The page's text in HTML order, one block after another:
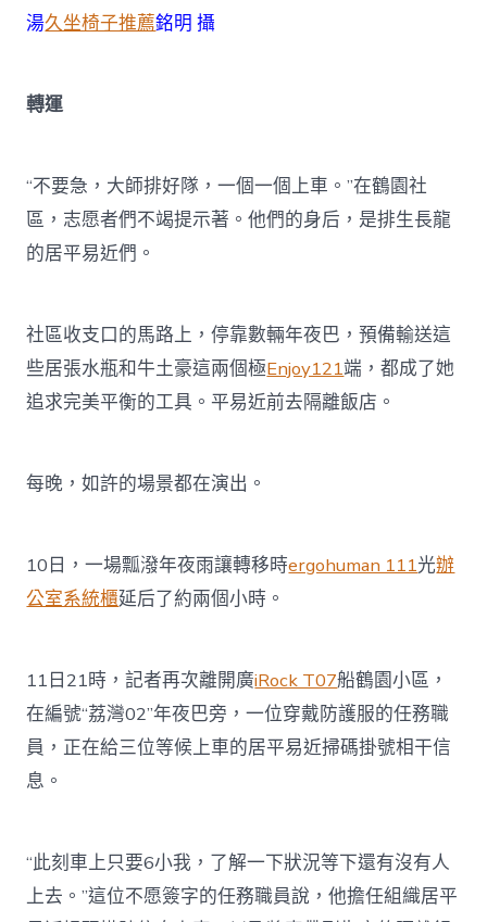
湯久坐椅子推薦銘明 攝
轉運
“不要急，大師排好隊，一個一個上車。”在鶴園社
區，志愿者們不竭提示著。他們的身后，是排生長龍
的居平易近們。
社區收支口的馬路上，停靠數輛年夜巴，預備輸送這
些居張水瓶和牛土豪這兩個極Enjoy121端，都成了她
追求完美平衡的工具。平易近前去隔離飯店。
每晚，如許的場景都在演出。
10日，一場瓢潑年夜雨讓轉移時ergohuman 111光辦
公室系統櫃延后了約兩個小時。
11日21時，記者再次離開廣iRock T07船鶴園小區，
在編號“荔灣02”年夜巴旁，一位穿戴防護服的任務職
員，正在給三位等候上車的居平易近掃碼掛號相干信
息。
“此刻車上只要6小我，了解一下狀況等下還有沒有人
上去。”這位不愿簽字的任務職員說，他擔任組織居平